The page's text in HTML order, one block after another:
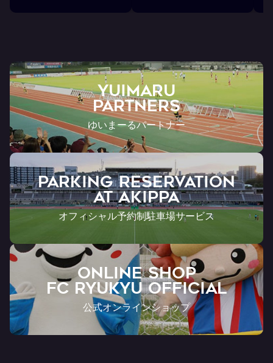
YUIMARU
Partners
ゆいまーるパートナー
PARKING RESERVATION
AT Akippa
オフィシャル予約制駐車場サービス
ONLINE SHOP
FC RYUKYU OFFICIAL
公式オンラインショップ